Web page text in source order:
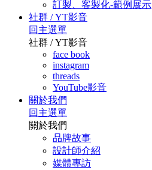
訂製、客製化-範例展示
社群 / YT影音
回主選單
社群 / YT影音
face book
instagram
threads
YouTube影音
關於我們
回主選單
關於我們
品牌故事
設計師介紹
媒體專訪